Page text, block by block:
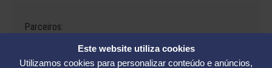
Este website utiliza cookies
Utilizamos cookies para personalizar conteúdo e anúncios,
Parceiros: